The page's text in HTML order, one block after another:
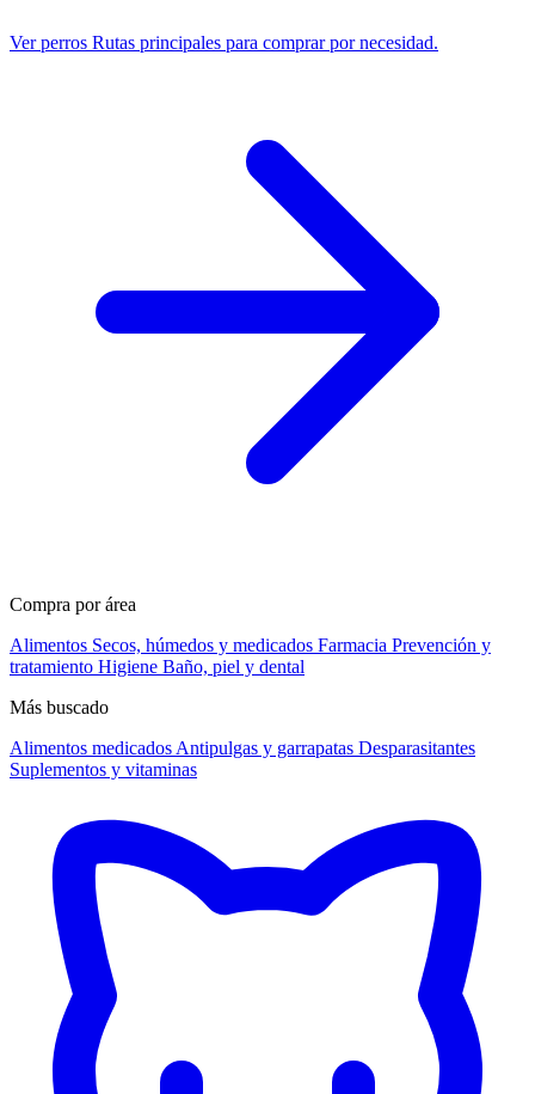
Ver perros Rutas principales para comprar por necesidad.
Compra por área
Alimentos Secos, húmedos y medicados Farmacia Prevención y
tratamiento Higiene Baño, piel y dental
Más buscado
Alimentos medicados Antipulgas y garrapatas Desparasitantes
Suplementos y vitaminas